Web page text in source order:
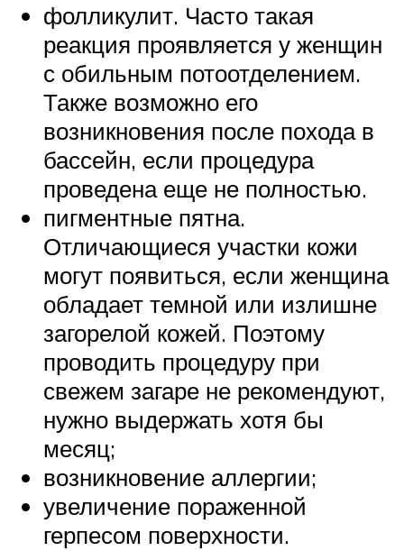
фолликулит. Часто такая
реакция проявляется у женщин
с обильным потоотделением.
Также возможно его
возникновения после похода в
бассейн, если процедура
проведена еще не полностью.
пигментные пятна.
Отличающиеся участки кожи
могут появиться, если женщина
обладает темной или излишне
загорелой кожей. Поэтому
проводить процедуру при
свежем загаре не рекомендуют,
нужно выдержать хотя бы
месяц;
возникновение аллергии;
увеличение пораженной
герпесом поверхности.